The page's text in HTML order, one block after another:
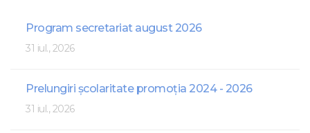
Program secretariat august 2026
31 iul., 2026
Prelungiri școlaritate promoția 2024 - 2026
31 iul., 2026